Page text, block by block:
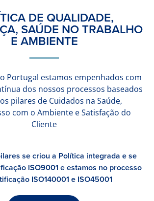
DE QUALIDADE,
SAÚDE NO TRABALHO
E AMBIENTE
Portugal estamos empenhados com
dos nossos processos baseados
pilares de Cuidados na Saúde,
com o Ambiente e Satisfação do
Cliente
se criou a Política integrada e se
ISO9001 e estamos no processo
ISO140001 e ISO45001